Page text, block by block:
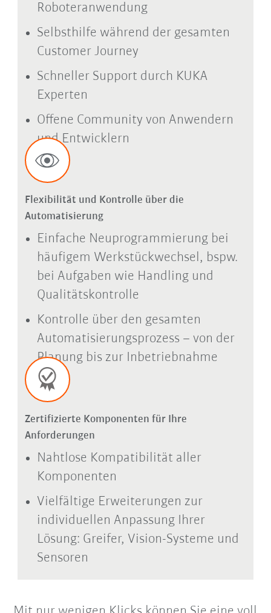
Roboteranwendung
Selbsthilfe während der gesamten
Customer Journey
Schneller Support durch KUKA
Experten
Offene Community von Anwendern
und Entwicklern
Flexibilität und Kontrolle über die
Automatisierung
Einfache Neuprogrammierung bei
häufigem Werkstückwechsel, bspw.
bei Aufgaben wie Handling und
Qualitätskontrolle
Kontrolle über den gesamten
Automatisierungsprozess – von der
Planung bis zur Inbetriebnahme
Zertifizierte Komponenten für Ihre
Anforderungen
Nahtlose Kompatibilität aller
Komponenten
Vielfältige Erweiterungen zur
individuellen Anpassung Ihrer
Lösung: Greifer, Vision-Systeme und
Sensoren